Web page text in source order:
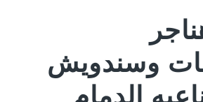
وسندويش
الدمام